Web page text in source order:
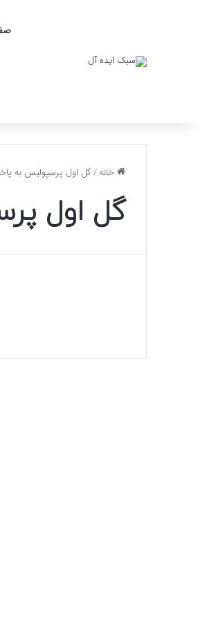
خانه/گل اول پرسپولیس به
گل اول